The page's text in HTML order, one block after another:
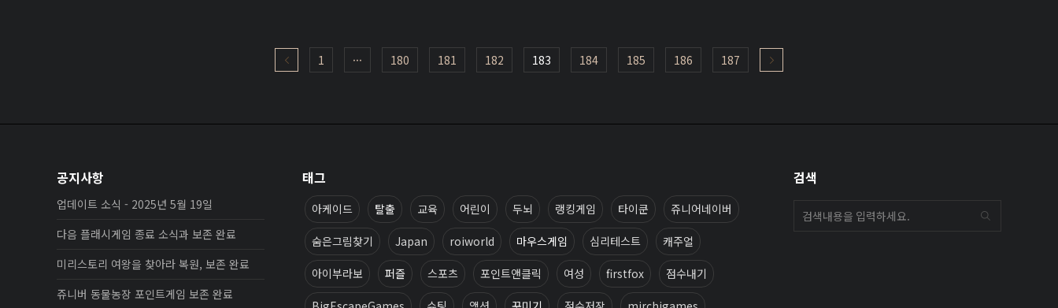
1 ··· 180 181 182 183 184 185 186 187
공지사항
업데이트 소식 - 2025년 5월 19일
다음 플래시게임 종료 소식과 보존 완료
미리스토리 여왕을 찾아라 복원, 보존 완료
쥬니버 동물농장 포인트게임 보존 완료
태그
아케이드 탈출 교육 어린이 두뇌 랭킹게임 타이쿤 쥬니어네이버
숨은그림찾기 Japan roiworld 마우스게임 심리테스트 캐주얼
아이부라보 퍼즐 스포츠 포인트앤클릭 여성 firstfox 점수내기
검색